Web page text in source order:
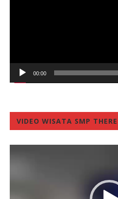
00:00
VIDEO WISATA SMP